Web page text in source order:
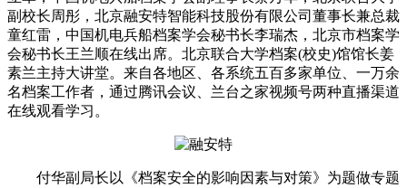
副校长周彤，北京融安特智能科技股份有限公司董事长兼总裁
童红雷，中国机电兵船档案学会秘书长李瑞杰，北京市档案学
会秘书长王兰顺在线出席。北京联合大学档案(校史)馆馆长姜
素兰主持大讲堂。来自各地区、各系统五百多家单位、一万余
名档案工作者，通过腾讯会议、兰台之家视频号两种直播渠道
在线观看学习。
付华副局长以《档案安全的影响因素与对策》为题做专题